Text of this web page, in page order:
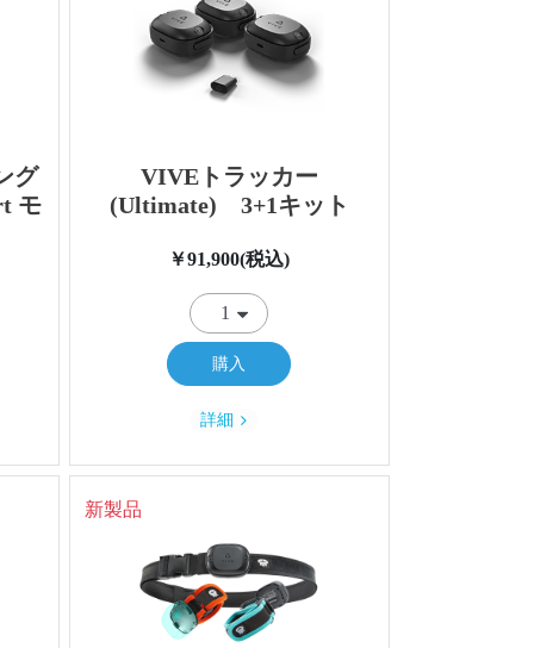
グ
モ
VIVEトラッカー
(Ultimate) 3+1キット
￥91,900(税込)
購入
詳細
新製品